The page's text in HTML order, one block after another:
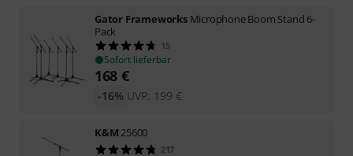
Gator Frameworks Microphone Boom Stand 6-
Pack
15
Sofort lieferbar
168 €
UVP: 199 €
-16%
K&M 25600
217